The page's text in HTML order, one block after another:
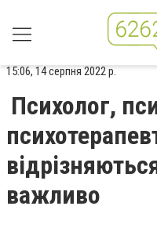
15:06, 14 серпня 2022 р.
Психолог,
важливо